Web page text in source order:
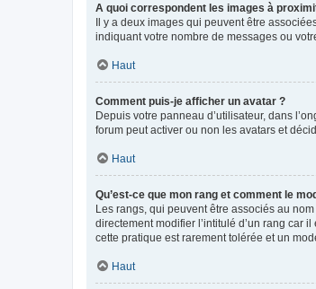
A quoi correspondent les images à
Il y a deux images qui peuvent être
indiquant votre nombre de messages ou
Haut
Comment puis-je afficher un avatar ?
Depuis votre panneau d’utilisateur, dans
forum peut activer ou non les avatars et
Haut
Qu’est-ce que mon rang et comment le
Les rangs, qui peuvent être associés au
directement modifier l’intitulé d’un rang car
cette pratique est rarement tolérée et un
Haut